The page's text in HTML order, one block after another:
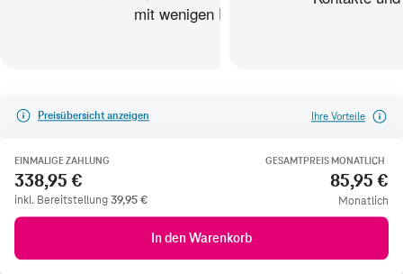
Preisübersicht anzeigen Ihre Vorteile
EINMALIGE ZAHLUNG
338,95 €
inkl. Bereitstellung39,95€
GESAMTPREIS MONATLICH
85,95 €
Monatlich
In den Warenkorb